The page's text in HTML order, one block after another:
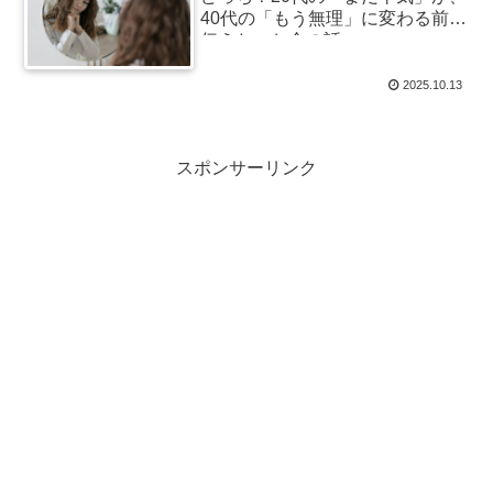
40代の「もう無理」に変わる前に
伝えたいお金の話。
2025.10.13
スポンサーリンク